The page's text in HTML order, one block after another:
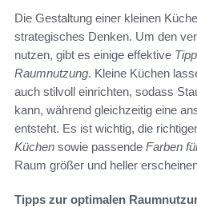
Die Gestaltung einer kleinen
strategisches Denken. Um den
nutzen, gibt es einige effektive
Raumnutzung. Kleine Küchen
auch stilvoll einrichten, sodass
kann, während gleichzeitig eine
entsteht. Es ist wichtig, die
Küchen sowie passende Farben
Raum größer und heller
Tipps zur optimalen